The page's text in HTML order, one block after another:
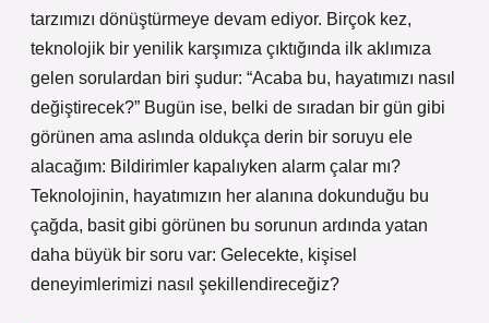
tarzımızı dönüştürmeye devam ediyor. Birçok kez,
teknolojik bir yenilik karşımıza çıktığında ilk aklımıza
gelen sorulardan biri şudur: “Acaba bu, hayatımızı nasıl
değiştirecek?” Bugün ise, belki de sıradan bir gün gibi
görünen ama aslında oldukça derin bir soruyu ele
alacağım: Bildirimler kapalıyken alarm çalar mı?
Teknolojinin, hayatımızın her alanına dokunduğu bu
çağda, basit gibi görünen bu sorunun ardında yatan
daha büyük bir soru var: Gelecekte, kişisel
deneyimlerimizi nasıl şekillendireceğiz?